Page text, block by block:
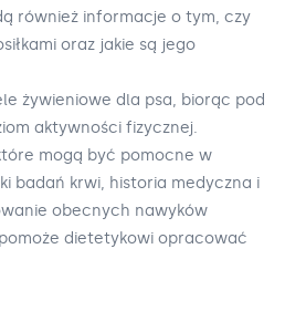
również informacje o tym, czy
oraz jakie są jego
żywieniowe dla psa, biorąc pod
aktywności fizycznej.
mogą być pomocne w
badań krwi, historia medyczna i
obecnych nawyków
dietetykowi opracować